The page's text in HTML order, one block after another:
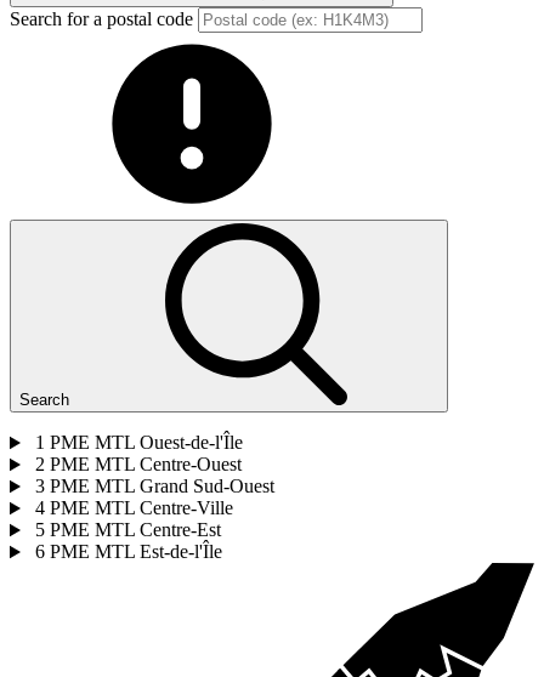
Search for a postal code
Search
1 PME MTL Ouest-de-l'Île
2 PME MTL Centre-Ouest
3 PME MTL Grand Sud-Ouest
4 PME MTL Centre-Ville
5 PME MTL Centre-Est
6 PME MTL Est-de-l'Île